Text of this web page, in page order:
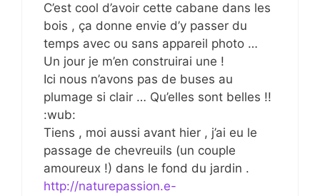
C’est cool d’avoir cette cabane dans les
bois , ça donne envie d’y passer du
temps avec ou sans appareil photo …
Un jour je m’en construirai une !
Ici nous n’avons pas de buses au
plumage si clair … Qu’elles sont belles !!
:wub:
Tiens , moi aussi avant hier , j’ai eu le
passage de chevreuils (un couple
amoureux !) dans le fond du jardin .
http://naturepassion.e-